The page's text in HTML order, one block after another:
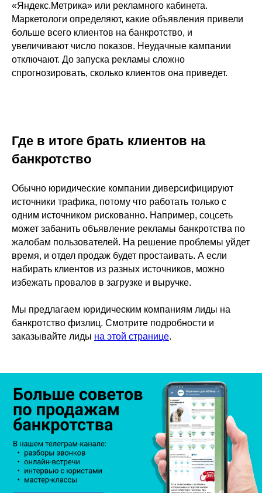
«Яндекс.Метрика» или рекламного кабинета.
Маркетологи определяют, какие объявления привели
больше всего клиентов на банкротство, и
увеличивают число показов. Неудачные кампании
отключают. До запуска рекламы сложно
спрогнозировать, сколько клиентов она приведет.
Где в итоге брать клиентов на
банкротство
Обычно юридические компании диверсифицируют
источники трафика, потому что работать только с
одним источником рискованно. Например, соцсеть
может забанить объявление рекламы банкротства по
жалобам пользователей. На решение проблемы уйдет
время, и отдел продаж будет простаивать. А если
набирать клиентов из разных источников, можно
избежать провалов в загрузке и выручке.
Мы предлагаем юридическим компаниям лиды на
банкротство физлиц. Смотрите подробности и
заказывайте лиды на этой странице.